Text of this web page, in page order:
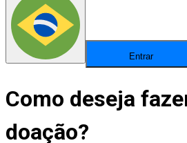
Entrar
Como deseja
doação?